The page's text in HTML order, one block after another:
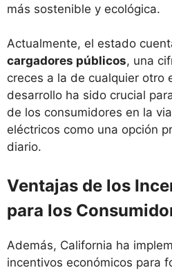
más sostenible y ecológica.
Actualmente, el estado
cargadores públicos, una
creces a la de cualquier otro
desarrollo ha sido crucial
de los consumidores en la
eléctricos como una opción
diario.
Ventajas de los
para los
Además, California ha
incentivos económicos para